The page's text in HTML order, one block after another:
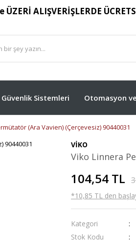
ÜZERİ ALIŞVERİŞLERDE
Güvenlik Sistemleri Otomasyon
(Ara Vavien) (Çerçevesiz) 90440031
VİKO
Viko Linnera
104,54 TL
*10,85 TL den
Kategori
Stok Kodu